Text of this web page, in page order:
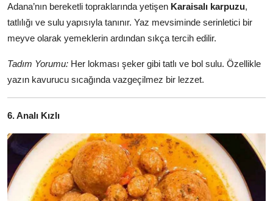
Adana’nın bereketli topraklarında yetişen Karaisalı karpuzu,
tatlılığı ve sulu yapısıyla tanınır. Yaz mevsiminde serinletici bir
meyve olarak yemeklerin ardından sıkça tercih edilir.
Tadım Yorumu: Her lokması şeker gibi tatlı ve bol sulu. Özellikle
yazın kavurucu sıcağında vazgeçilmez bir lezzet.
6. Analı Kızlı